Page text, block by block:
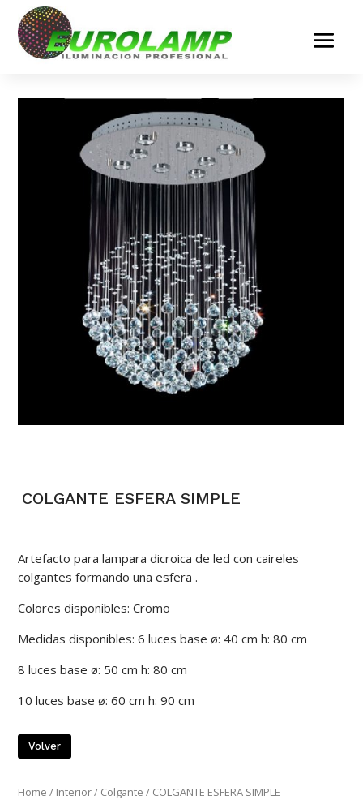
COLGANTE ESFERA SIMPLE
Artefacto para lampara dicroica de led con caireles
colgantes formando una esfera .
Colores disponibles: Cromo
Medidas disponibles: 6 luces base ø: 40 cm h: 80 cm
8 luces base ø: 50 cm h: 80 cm
10 luces base ø: 60 cm h: 90 cm
Volver
Home / Interior/ Colgante / COLGANTE ESFERA SIMPLE